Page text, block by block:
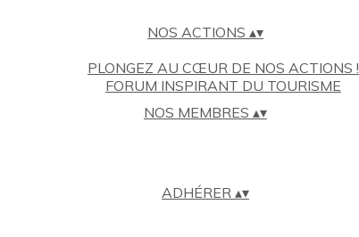
NOS ACTIONS ▴▾
PLONGEZ AU CŒUR DE NOS ACTIONS !
FORUM INSPIRANT DU TOURISME
NOS MEMBRES ▴▾
ADHÉRER ▴▾